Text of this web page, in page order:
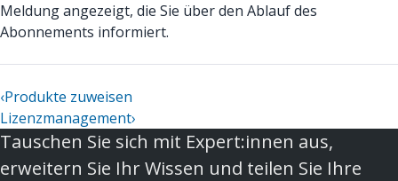
Meldung angezeigt, die Sie über den Ablauf des
Abonnements informiert.
‹Produkte zuweisen
Lizenzmanagement›
Tauschen Sie sich mit Expert:innen aus,
erweitern Sie Ihr Wissen und teilen Sie Ihre